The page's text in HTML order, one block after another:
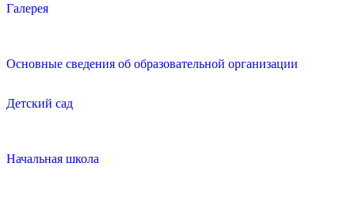
Галерея
Основные сведения об образовательной организации
Детский сад
Начальная школа